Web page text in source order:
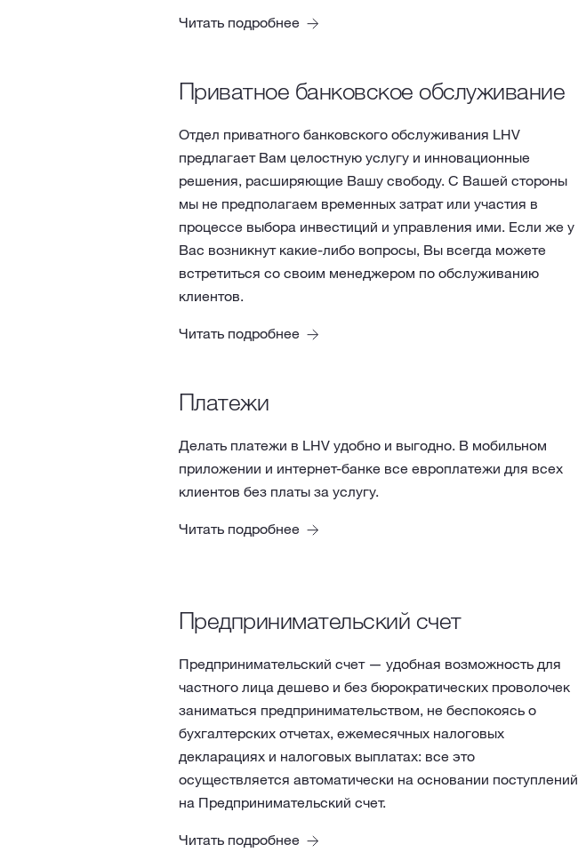
Читать подробнее
Приватное банковское обслуживание
Отдел приватного банковского обслуживания LHV
предлагает Вам целостную услугу и инновационные
решения, расширяющие Вашу свободу. С Вашей стороны
мы не предполагаем временных затрат или участия в
процессе выбора инвестиций и управления ими. Если же у
Вас возникнут какие-либо вопросы, Вы всегда можете
встретиться со своим менеджером по обслуживанию
клиентов.
Читать подробнее
Платежи
Делать платежи в LHV удобно и выгодно. В мобильном
приложении и интернет-банке все европлатежи для всех
клиентов без платы за услугу.
Читать подробнее
Предпринимательский cчет
Предпринимательский счет — удобная возможность для
частного лица дешево и без бюрократических проволочек
заниматься предпринимательством, не беспокоясь о
бухгалтерских отчетах, ежемесячных налоговых
декларациях и налоговых выплатах: все это
осуществляется автоматически на основании поступлений
на Предпринимательский счет.
Читать подробнее